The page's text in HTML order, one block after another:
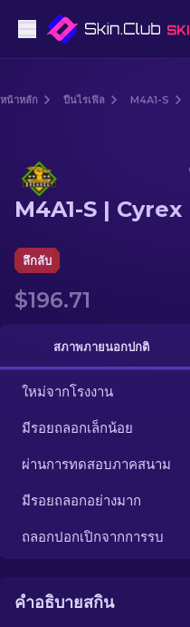
ปืนไรเฟิลซุ่มยิง
มีด
ถุงมือ
กล่อง
อื่น ๆ
หน้าหลัก ปืนไรเฟิล M4A1-S
M4A1-S | Cyrex
ลึกลับ
$196.71
สภาพภายนอกปกติ
ใหม่จากโรงงาน
มีรอยถลอกเล็กน้อย
ผ่านการทดสอบภาคสนาม
มีรอยถลอกอย่างมาก
ถลอกปอกเปิกจากการรบ
คำอธิบายสกิน